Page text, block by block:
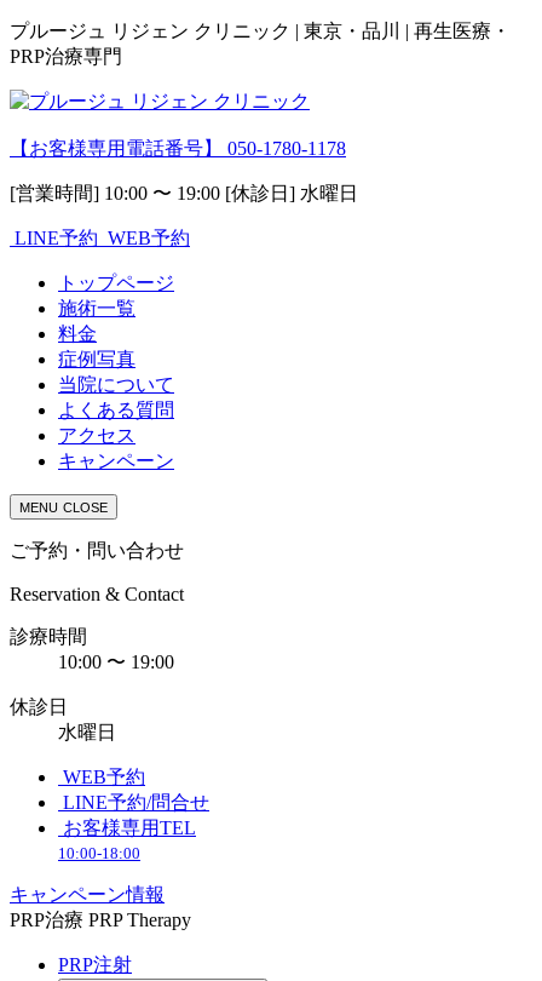
プルージュ リジェン クリニック | 東京・品川 | 再生医療・
PRP治療専門
【お客様専用電話番号】 050-1780-1178
[営業時間] 10:00 〜 19:00 [休診日] 水曜日
LINE予約 WEB予約
トップページ
施術一覧
料金
症例写真
当院について
よくある質問
アクセス
キャンペーン
MENU CLOSE
ご予約・問い合わせ
Reservation & Contact
診療時間
10:00 〜 19:00
休診日
水曜日
WEB予約
LINE予約/問合せ
お客様専用TEL
10:00-18:00
キャンペーン情報
PRP治療 PRP Therapy
PRP注射